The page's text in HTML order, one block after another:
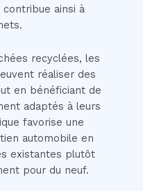
ainsi à
recyclées, les
réaliser des
en bénéficiant de
adaptés à leurs
favorise une
automobile en
existantes plutôt
pour du neuf.